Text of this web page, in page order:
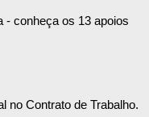
- conheça os 13 apoios
no Contrato de Trabalho.